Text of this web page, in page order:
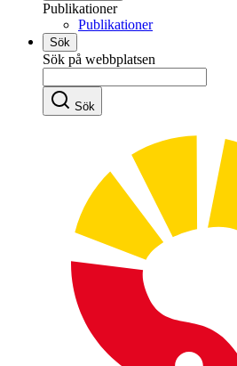
Publikationer
Publikationer
Sök
Sök på webbplatsen
Sök